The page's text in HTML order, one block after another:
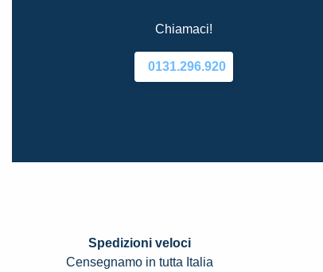
Chiamaci!
0131.296.920
Spedizioni veloci
Censegnamo in tutta Italia